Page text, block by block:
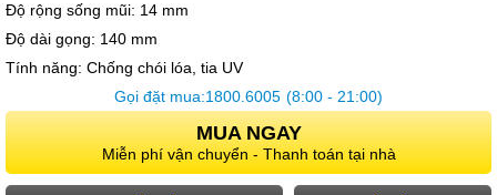
Độ rộng sống mũi: 14 mm
Độ dài gọng: 140 mm
Tính năng: Chống chói lóa, tia UV
Gọi đặt mua:1800.6005 (8:00 - 21:00)
MUA NGAY
Miễn phí vận chuyển - Thanh toán tại nhà